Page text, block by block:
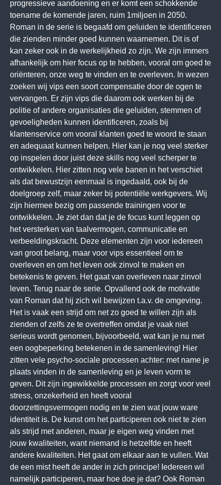
progressieve aandoening en er komt een schokkende
toename de komende jaren, ruim 1miljoen in 2050.
Roman in de serie is begaafd om geluiden te identificeren
die zienden minder goed kunnen waarnemen. Dit is of
kan zeker ook in de werkelijkheid zo zijn. We zijn immers
afhankelijk om hier focus op te hebben, vooral om goed te
oriënteren, onze weg te vinden en te overleven. In wezen
zoeken wij vips een soort compensatie door de ogen te
vervangen. Er zijn vips die daarom ook werken bij de
politie of andere organisaties die geluiden, stemmen of
gevoeligheden kunnen identificeren, zoals bij
klantenservice om vooral klanten goed te woord te staan
en adequaat kunnen helpen. Hier kan je nog veel sterker
op inspelen door juist deze skills nog veel scherper te
ontwikkelen. Hier zitten nog vele banen in het verschiet
als dat bewustzijn eenmaal is ingedaald, ook bij de
doelgroep zelf, maar zeker bij potentiële werkgevers. Wij
zijn hiermee bezig om passende trainingen voor te
ontwikkelen. Je ziet dan dat je de focus kunt leggen op
het versterken van taalvermogen, communicatie en
verbeeldingskracht. Deze elementen zijn voor iedereen
van groot belang, maar voor vips essentieel om te
overleven en om het leven ook zinvol te maken en
betekenis te geven. Het gaat van overleven naar zinvol
leven. Terug naar de serie. Opvallend ook de motivatie
van Roman dat hij zich wil bewijzen t.a.v. de omgeving.
Het is vaak een strijd om net zo goed te willen zijn als
zienden of zelfs ze te overtreffen omdat je vaak niet
serieus wordt genomen, bijvoorbeeld, wat kan je nu met
een oogbeperking betekenen in de samenleving! Hier
zitten vele psycho-sociale processen achter: met name je
plaats vinden in de samenleving en je leven vorm te
geven. Dit zijn ingewikkelde processen en zorgt voor veel
stress, onzekerheid en heeft vooral
doorzettingsvermogen nodig en te zien wat jouw ware
identiteit is. De kunst om het participeren ook niet te zien
als strijd met anderen, maar je eigen weg vinden met
jouw kwaliteiten, want niemand is hetzelfde en heeft
andere kwaliteiten. Het gaat om elkaar aan te vullen. Wat
de een mist heeft de ander in zich principe! Iedereen wil
namelijk participeren, maar hoe doe je dat? Ook Roman